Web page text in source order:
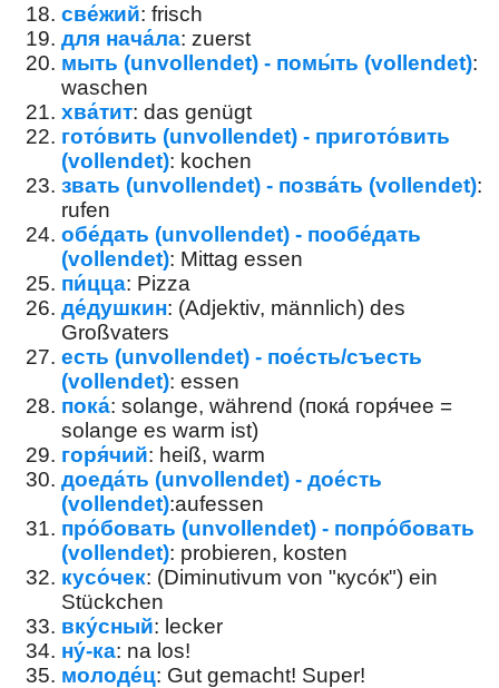
све́жий: frisch
для нача́ла: zuerst
мыть (unvollendet) - помы́ть (vollendet):
waschen
хва́тит: das genügt
гото́вить (unvollendet) - пригото́вить
(vollendet): kochen
звать (unvollendet) - позва́ть (vollendet):
rufen
обе́дать (unvollendet) - пообе́дать
(vollendet): Mittag essen
пи́цца: Pizza
де́душкин: (Adjektiv, männlich) des
Großvaters
есть (unvollendet) - пое́сть/съесть
(vollendet): essen
пока́: solange, während (пока́ горя́чее =
solange es warm ist)
горя́чий: heiß, warm
доеда́ть (unvollendet) - дое́сть
(vollendet):aufessen
про́бовать (unvollendet) - попро́бовать
(vollendet): probieren, kosten
кусо́чек: (Diminutivum von "кусо́к") ein
Stückchen
вку́сный: lecker
ну́-ка: na los!
молоде́ц: Gut gemacht! Super!